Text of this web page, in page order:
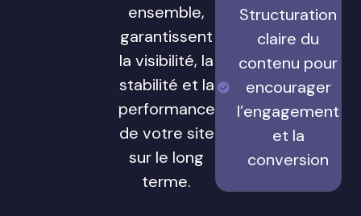
ensemble,
garantissent
la visibilité, la
stabilité et la
performance
de votre site
sur le long
terme.
Structuration
claire du
contenu pour
encourager
l’engagement
et la
conversion